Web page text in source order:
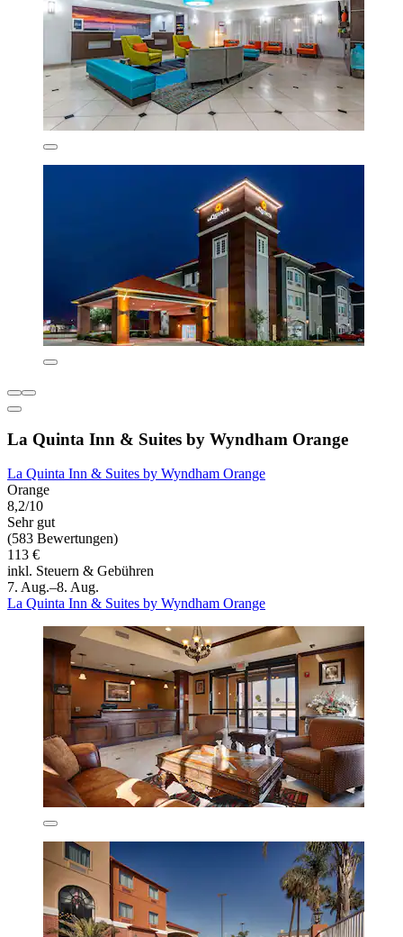
La Quinta Inn & Suites by Wyndham Orange
La Quinta Inn & Suites by Wyndham Orange
Orange
8,2/10
Sehr gut
(583 Bewertungen)
113 €
inkl. Steuern & Gebühren
7. Aug.–8. Aug.
La Quinta Inn & Suites by Wyndham Orange